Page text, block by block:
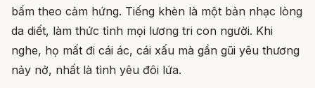
bấm theo cảm hứng. Tiếng khèn là một bản nhạc lòng
da diết, làm thức tỉnh mọi lương tri con người. Khi
nghe, họ mất đi cái ác, cái xấu mà gần gũi yêu thương
nảy nở, nhất là tình yêu đôi lứa.